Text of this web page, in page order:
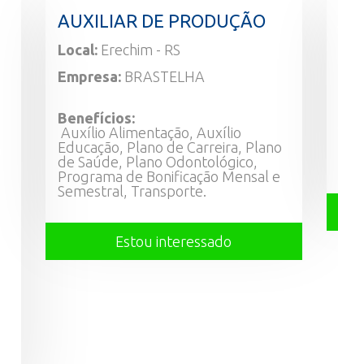
AUXILIAR DE PRODUÇÃO
Local: Erechim - RS
Empresa: BRASTELHA
Benefícios:
Auxílio Alimentação, Auxílio
Educação, Plano de Carreira, Plano
de Saúde, Plano Odontológico,
Programa de Bonificação Mensal e
Semestral, Transporte.
Estou interessado